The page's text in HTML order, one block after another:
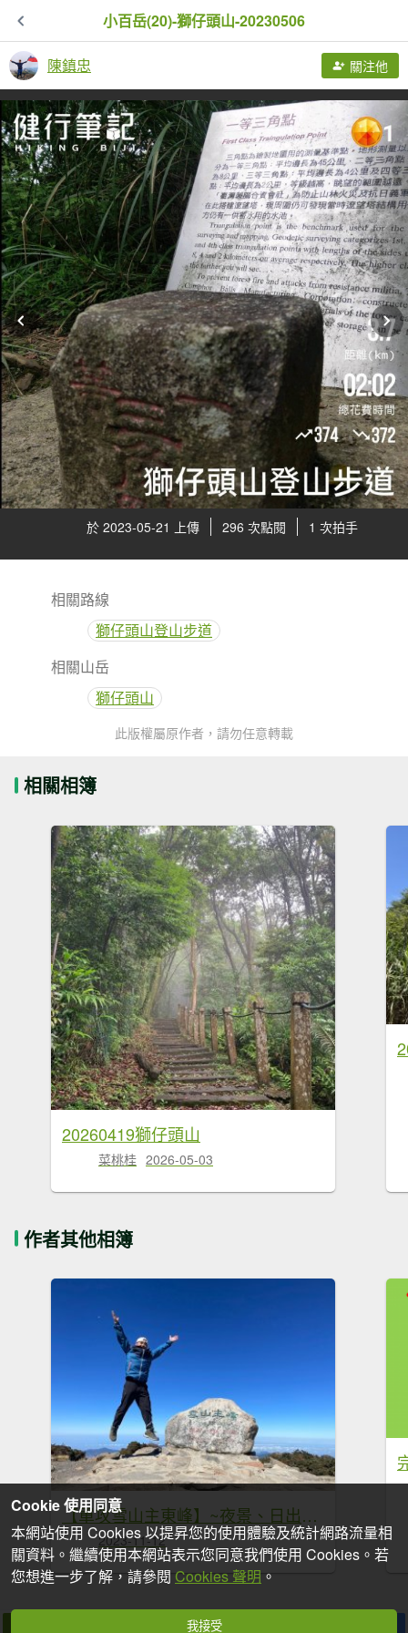
小百岳(20)-獅仔頭山-20230506
陳鎮忠 關注他
於 2023-05-21 上傳 296 次點閱 1 次拍手
相關路線
獅仔頭山登山步道
相關山岳
獅仔頭山
此版權屬原作者，請勿任意轉載
相關相簿
20260419獅仔頭山
菜桃桂 2026-05-03
作者其他相簿
【單攻雪山主東峰】~夜景、日出、雲海、黑森林、圈谷、群山環繞~
2023-11-12
Cookie 使用同意
本網站使用 Cookies 以提昇您的使用體驗及統計網路流量相
關資料。繼續使用本網站表示您同意我們使用 Cookies。若
您想進一步了解，請參閱 Cookies 聲明 。
我接受